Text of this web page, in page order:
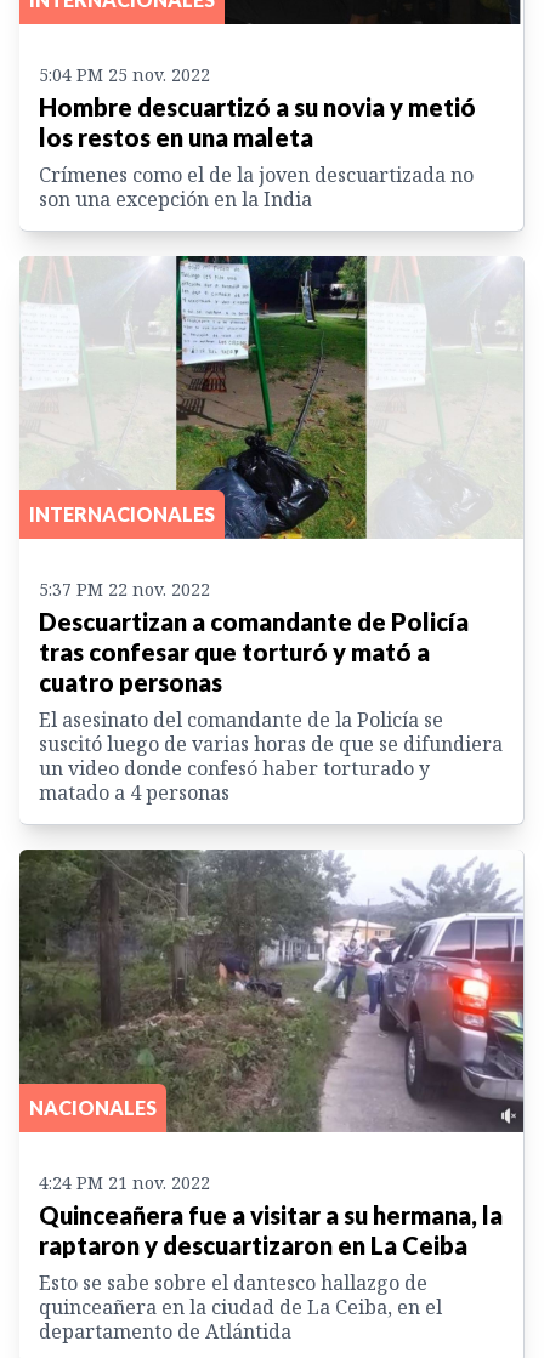
5:04 PM 25 nov. 2022
Hombre descuartizó a su novia y metió
los restos en una maleta
Crímenes como el de la joven descuartizada no
son una excepción en la India
INTERNACIONALES
5:37 PM 22 nov. 2022
Descuartizan a comandante de Policía
tras confesar que torturó y mató a
cuatro personas
El asesinato del comandante de la Policía se
suscitó luego de varias horas de que se difundiera
un video donde confesó haber torturado y
matado a 4 personas
NACIONALES
4:24 PM 21 nov. 2022
Quinceañera fue a visitar a su hermana, la
raptaron y descuartizaron en La Ceiba
Esto se sabe sobre el dantesco hallazgo de
quinceañera en la ciudad de La Ceiba, en el
departamento de Atlántida